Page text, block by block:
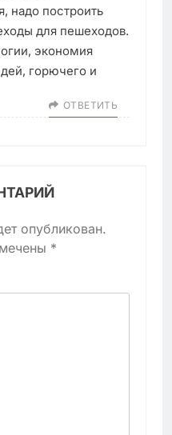
надо построить
для пешеходов.
экономия
горючего и
ОТВЕТИТЬ
опубликован.
*